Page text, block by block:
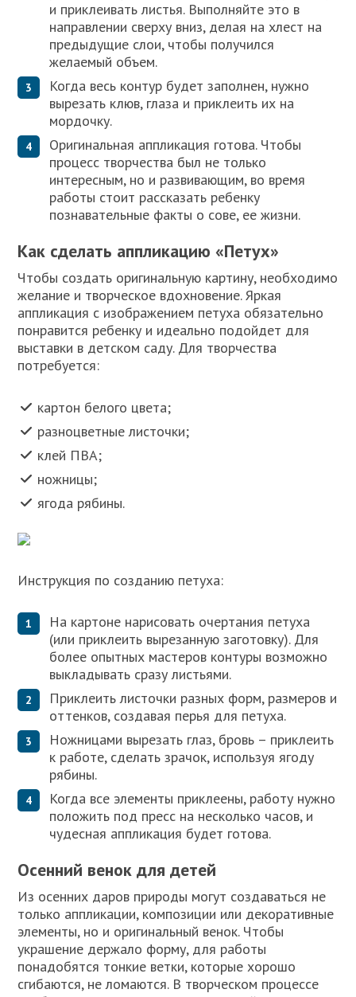
и приклеивать листья. Выполняйте это в
направлении сверху вниз, делая на хлест на
предыдущие слои, чтобы получился
желаемый объем.
Когда весь контур будет заполнен, нужно
вырезать клюв, глаза и приклеить их на
мордочку.
Оригинальная аппликация готова. Чтобы
процесс творчества был не только
интересным, но и развивающим, во время
работы стоит рассказать ребенку
познавательные факты о сове, ее жизни.
Как сделать аппликацию «Петух»­
Чтобы создать оригинальную картину, необходимо
желание и творческое вдохновение. Яркая
аппликация с изображением петуха обязательно
понравится ребенку и идеально подойдет для
выставки в детском саду. Для творчества
потребуется:
картон белого цвета;
разноцветные листочки;
клей ПВА;
ножницы;
ягода рябины.
Инструкция по созданию петуха:
На картоне нарисовать очертания петуха
(или приклеить вырезанную заготовку). Для
более опытных мастеров контуры возможно
выкладывать сразу листьями.
Приклеить листочки разных форм, размеров и
оттенков, создавая перья для петуха.
Ножницами вырезать глаз, бровь – приклеить
к работе, сделать зрачок, используя ягоду
рябины.
Когда все элементы приклеены, работу нужно
положить под пресс на несколько часов, и
чудесная аппликация будет готова.
Осенний венок для детей
Из осенних даров природы могут создаваться не
только аппликации, композиции или декоративные
элементы, но и оригинальный венок. Чтобы
украшение держало форму, для работы
понадобятся тонкие ветки, которые хорошо
сгибаются, не ломаются. В творческом процессе